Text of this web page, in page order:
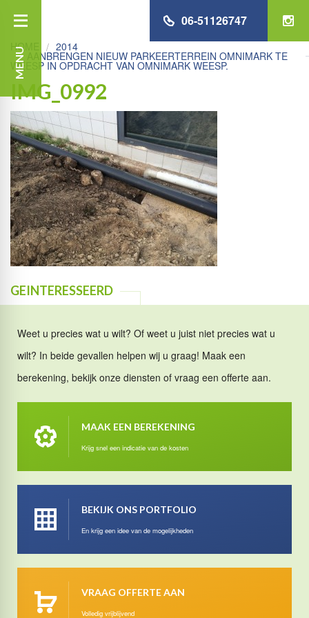
MENU
06-51126747
HOME 2014
AANBRENGEN NIEUW PARKEERTERREIN OMNIMARK TE
WEESP IN OPDRACHT VAN OMNIMARK WEESP.
IMG_0992
GEINTERESSEERD
Weet u precies wat u wilt? Of weet u juist niet precies wat u
wilt? In beide gevallen helpen wij u graag! Maak een
berekening, bekijk onze diensten of vraag een offerte aan.
MAAK EEN BEREKENING
Krijg snel een indicatie van de kosten
BEKIJK ONS PORTFOLIO
En krijg een idee van de mogelijkheden
VRAAG OFFERTE AAN
Volledig vrijblijvend